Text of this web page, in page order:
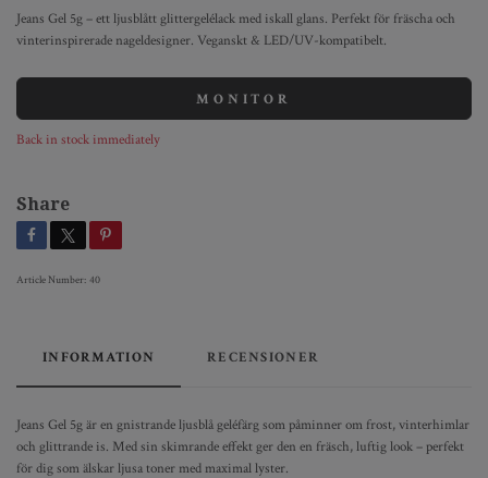
Jeans Gel 5g – ett ljusblått glittergelélack med iskall glans. Perfekt för fräscha och
vinterinspirerade nageldesigner. Veganskt & LED/UV-kompatibelt.
MONITOR
Back in stock immediately
Share
Article Number: 40
INFORMATION RECENSIONER
Jeans Gel 5g är en gnistrande ljusblå geléfärg som påminner om frost, vinterhimlar
och glittrande is. Med sin skimrande effekt ger den en fräsch, luftig look – perfekt
för dig som älskar ljusa toner med maximal lyster.